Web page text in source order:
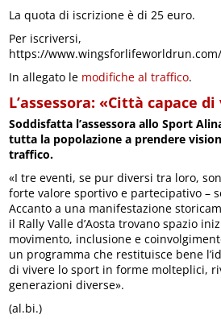
La quota di iscrizione è di 25 euro.
Per iscriversi,
https://
In allegato le modifiche al traffico.
L’assessora: «Città capace
Soddisfatta l’assessora allo Sport
tutta la popolazione a prendere
traffico.
«I tre eventi, se pur diversi tra loro,
forte valore sportivo e partecipativo –
Accanto a una manifestazione
il Rally Valle d’Aosta trovano spazio
movimento, inclusione e
un programma che restituisce bene
di vivere lo sport in forme molteplici,
generazioni diverse».
(al.bi.)